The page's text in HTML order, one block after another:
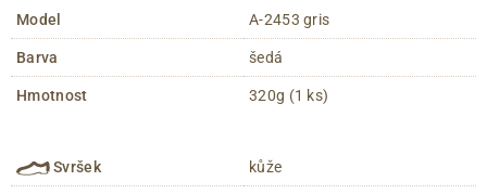
Model A-2453 gris
Barva šedá
Hmotnost 320g (1 ks)
Svršek kůže